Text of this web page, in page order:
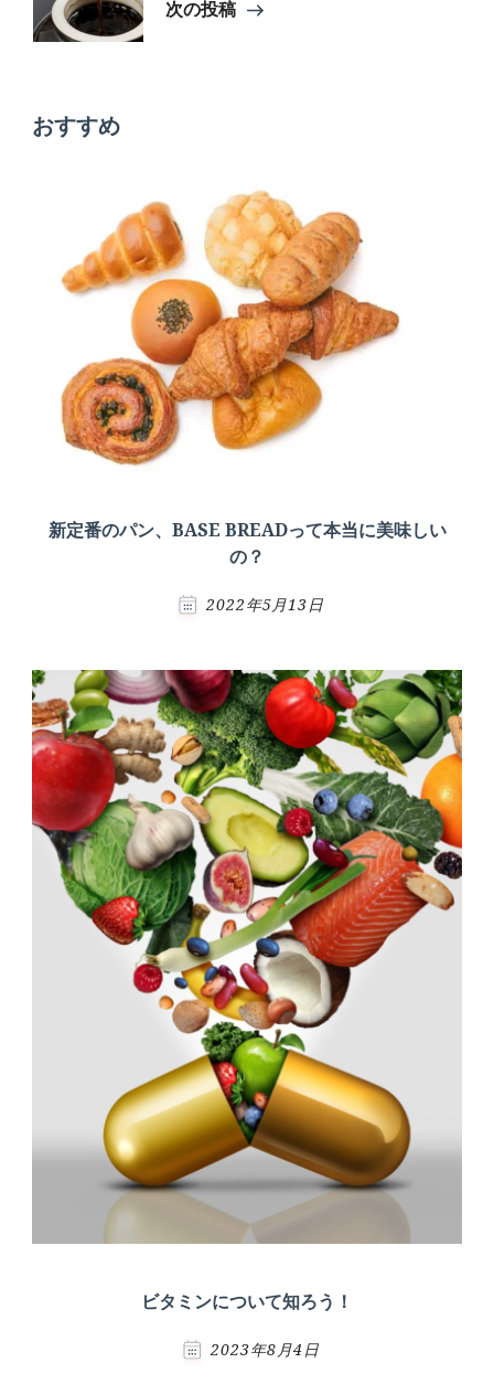
ビ
ー
ョ
ン
次の投稿
おすすめ
新定番のパン、BASE BREADって本当に美味しい
の？
2022年5月13日
ビタミンについて知ろう！
2023年8月4日